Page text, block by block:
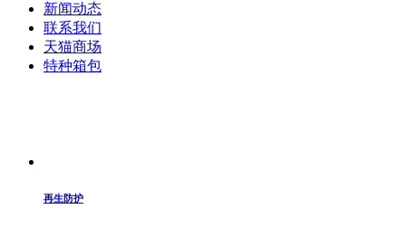
新闻动态
联系我们
天猫商场
特种箱包
再生防护